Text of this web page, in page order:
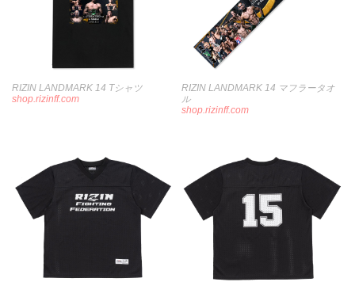
RIZIN LANDMARK 14 Tシャツ
shop.rizinff.com
RIZIN LANDMARK 14 マフラータオ
ル
shop.rizinff.com